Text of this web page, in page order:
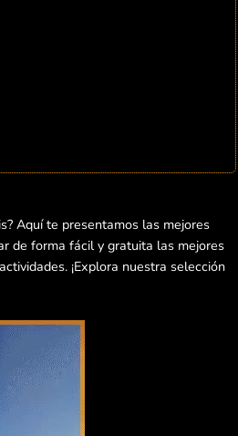
Aquí te presentamos las mejores
de forma fácil y gratuita las mejores
¡Explora nuestra selección